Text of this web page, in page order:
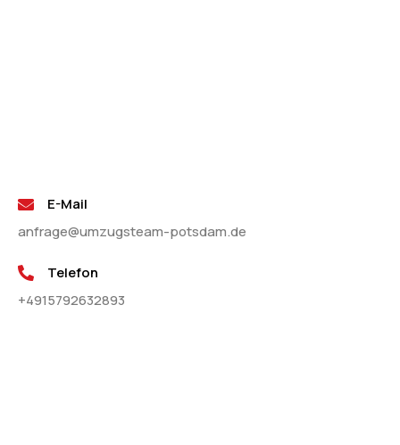
E-Mail
anfrage@umzugsteam-potsdam.de
Telefon
+4915792632893